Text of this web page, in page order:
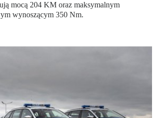
mocą 204 KM oraz maksymalnym
wynoszącym 350 Nm.